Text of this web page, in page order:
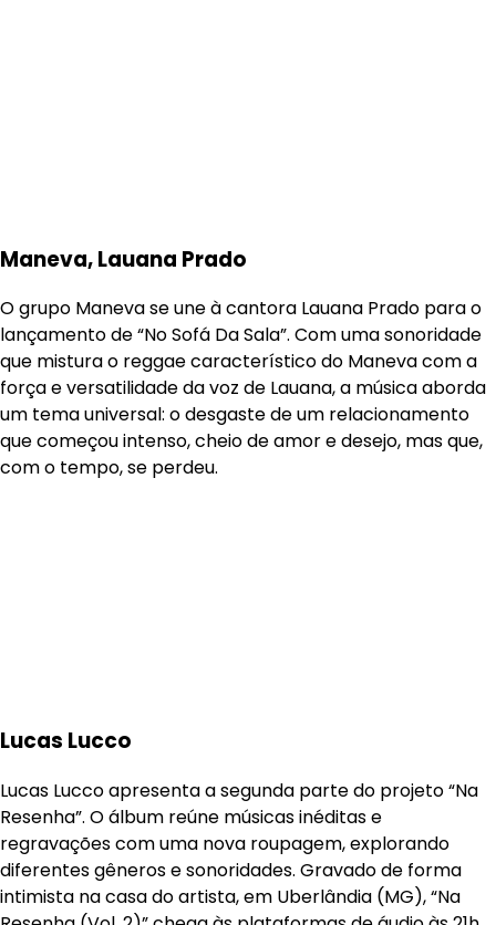
Maneva, Lauana Prado
O grupo Maneva se une à cantora Lauana Prado para o
lançamento de “No Sofá Da Sala”. Com uma sonoridade
que mistura o reggae característico do Maneva com a
força e versatilidade da voz de Lauana, a música aborda
um tema universal: o desgaste de um relacionamento
que começou intenso, cheio de amor e desejo, mas que,
com o tempo, se perdeu.
Lucas Lucco
Lucas Lucco apresenta a segunda parte do projeto “Na
Resenha”. O álbum reúne músicas inéditas e
regravações com uma nova roupagem, explorando
diferentes gêneros e sonoridades. Gravado de forma
intimista na casa do artista, em Uberlândia (MG), “Na